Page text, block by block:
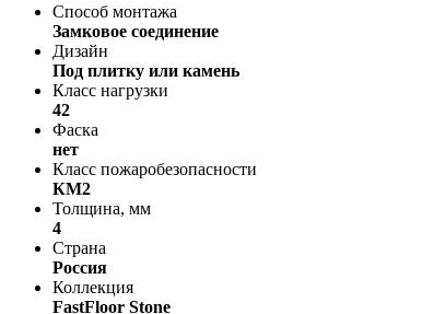
Способ монтажа
Замковое соединение
Дизайн
Под плитку или камень
Класс нагрузки
42
Фаска
нет
Класс пожаробезопасности
КМ2
Толщина, мм
4
Страна
Россия
Коллекция
FastFloor Stone